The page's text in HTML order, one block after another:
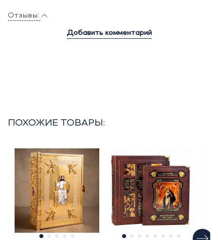
Отзывы:
Добавить комментарий
ПОХОЖИЕ ТОВАРЫ: